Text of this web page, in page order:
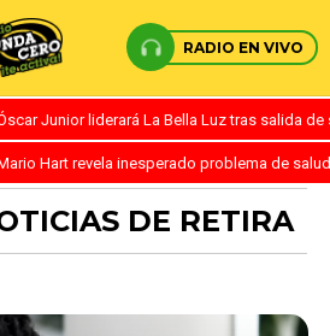
RADIO EN VIVO
Junior liderará La Bella Luz tras salida
Hart revela inesperado problema de
DE RETIRA